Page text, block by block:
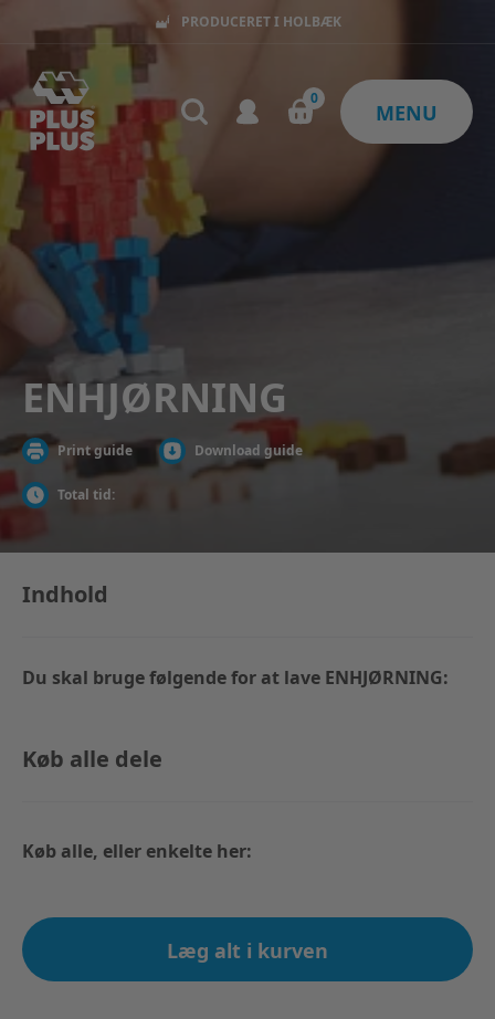
PRODUCERET I HOLBÆK
0
MENU
ENHJØRNING
Print guide Download guide
Total tid:
Indhold
Du skal bruge følgende for at lave ENHJØRNING:
Køb alle dele
Køb alle, eller enkelte her:
Læg alt i kurven